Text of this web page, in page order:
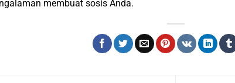
membuat sosis Anda.